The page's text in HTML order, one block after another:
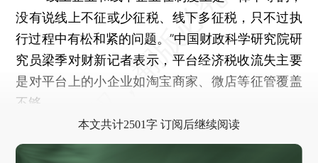
没有说线上不征或少征税、线下多征税，只不过执
行过程中有松和紧的问题。”中国财政科学研究院研
究员梁季对财新记者表示，平台经济税收流失主要
是对平台上的小企业如淘宝商家、微店等征管覆盖
不够。
本文共计2501字 订阅后继续阅读